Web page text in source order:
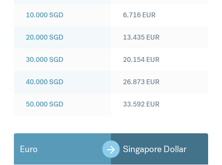
10.000SGD
20.000SGD
30.000SGD
40.000SGD
50.000SGD
6.716 EUR
13.435 EUR
20.154 EUR
26.873 EUR
33.592 EUR
Euro Singapore Dollar